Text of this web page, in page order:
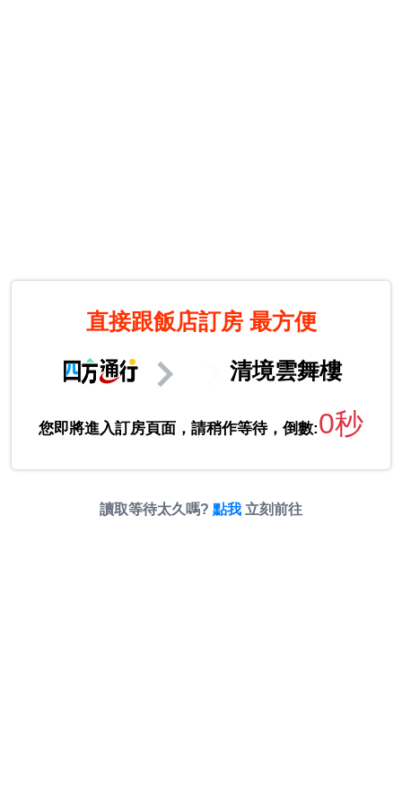
直接跟飯店訂房 最方便
清境雲舞樓
您即將進入訂房頁面，請稍作等待，倒數:0秒
讀取等待太久嗎? 點我 立刻前往